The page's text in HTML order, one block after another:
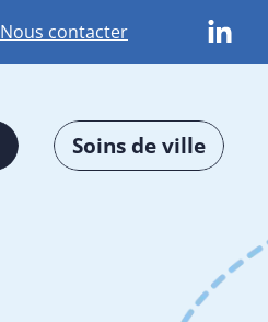
Nous contacter
Soins de ville